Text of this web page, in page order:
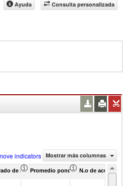
Consulta personalizada
Ayuda
indicators Mostrar más columnas
(%)de aranceles efectivamente aplicados (%)
Promedio ponderado de aranceles
N.o de acuerdos